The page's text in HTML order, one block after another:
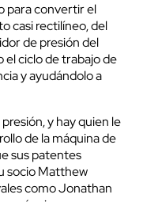
para convertir el
casi rectilíneo, del
de presión del
el ciclo de trabajo de
y ayudándolo a
y hay quien le
de la máquina de
sus patentes
socio Matthew
como Jonathan